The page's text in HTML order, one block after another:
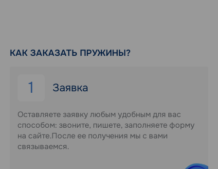
КАК ЗАКАЗАТЬ ПРУЖИНЫ?
1 Заявка
Оставляете заявку любым удобным для вас
способом: звоните, пишете, заполняете форму
на сайте.После ее получения мы с вами
связываемся.